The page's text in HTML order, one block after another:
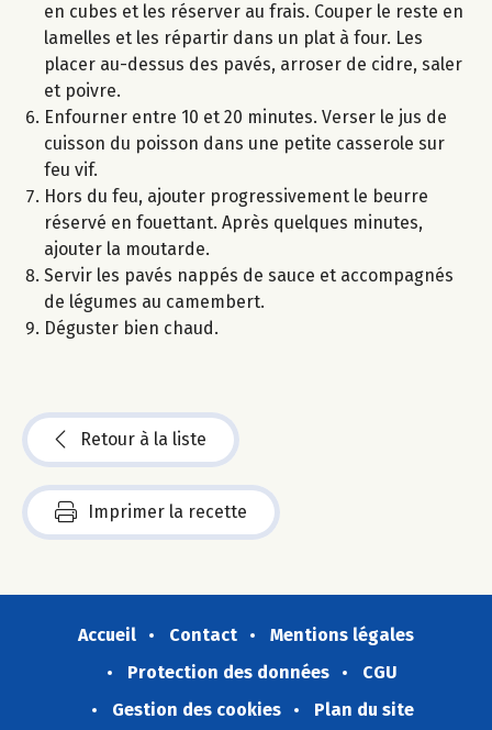
en cubes et les réserver au frais. Couper le reste en
lamelles et les répartir dans un plat à four. Les
placer au-dessus des pavés, arroser de cidre, saler
et poivre.
Enfourner entre 10 et 20 minutes. Verser le jus de
cuisson du poisson dans une petite casserole sur
feu vif.
Hors du feu, ajouter progressivement le beurre
réservé en fouettant. Après quelques minutes,
ajouter la moutarde.
Servir les pavés nappés de sauce et accompagnés
de légumes au camembert.
Déguster bien chaud.
Retour à la liste
Imprimer la recette
Accueil Contact
Mentions légales
Protection des données
CGU
Gestion des cookies
Plan du site